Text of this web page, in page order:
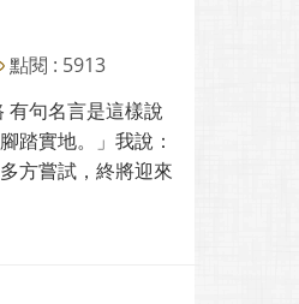
點閱 : 5913
有句名言是這樣說
踏實地。」我說：
方嘗試，終將迎來